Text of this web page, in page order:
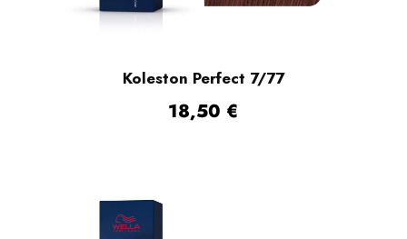
Koleston Perfect 7/77
18,50 €